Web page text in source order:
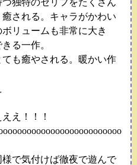
される。キャラがかわい
リュームも非常に大き
る一作。
も癒やされる。暖かい作
え！！！
で気付けば徹夜で遊んで